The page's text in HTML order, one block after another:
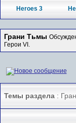
Heroes 3
Грани Тьмы
Герои VI.
Темы раздела :